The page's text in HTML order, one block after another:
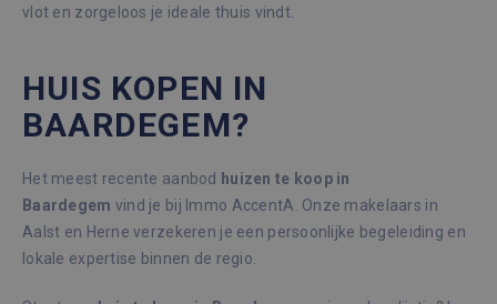
vlot en zorgeloos je ideale thuis vindt.
HUIS KOPEN IN
BAARDEGEM?
Het meest recente aanbod huizen te koop in
Baardegem vind je bij Immo AccentA. Onze makelaars in
Aalst en Herne verzekeren je een persoonlijke begeleiding en
lokale expertise binnen de regio.